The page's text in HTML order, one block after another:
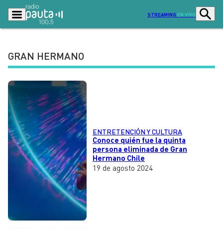
STREAMING EN VIVO
Lo Último
Ciudad
Radio en vivo Sostenibilidad
Tendencias Deportes
Entretención y Cultura
Dato en Pauta
Contenido Patrocinado
GRAN HERMANO
ENTRETENCIÓN Y CULTURA
Conoce quién fue la quinta
persona eliminada de Gran
Hermano Chile
19 de agosto 2024